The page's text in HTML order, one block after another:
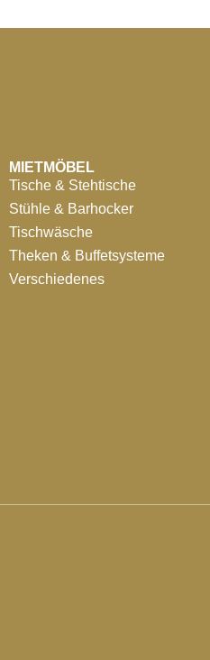
MIETMÖBEL
Tische & Stehtische
Stühle & Barhocker
Tischwäsche
Theken & Buffetsysteme
Verschiedenes